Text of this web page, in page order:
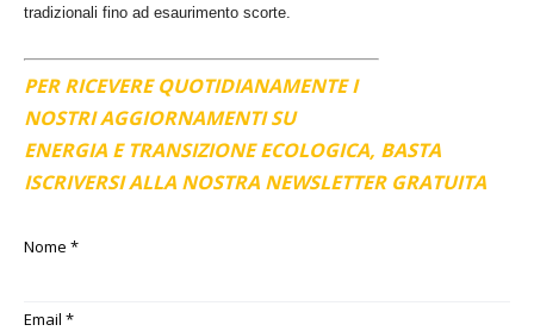
tradizionali fino ad esaurimento scorte.
PER RICEVERE QUOTIDIANAMENTE I
NOSTRI AGGIORNAMENTI SU
ENERGIA E TRANSIZIONE ECOLOGICA, BASTA
ISCRIVERSI ALLA NOSTRA NEWSLETTER GRATUITA
Nome *
Email *